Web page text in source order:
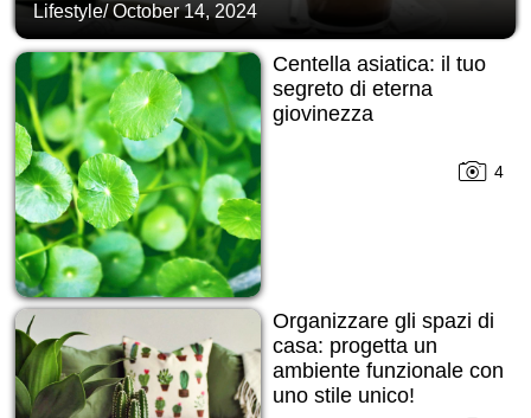
Lifestyle/October 14, 2024
Centella asiatica: il tuo
segreto di eterna
giovinezza
4
Organizzare gli spazi di
casa: progetta un
ambiente funzionale con
uno stile unico!